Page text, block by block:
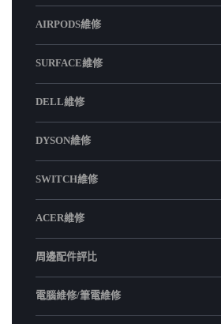
AIRPODS維修
SURFACE維修
DELL維修
DYSON維修
SWITCH維修
ACER維修
周邊配件評比
電腦維修/筆電維修